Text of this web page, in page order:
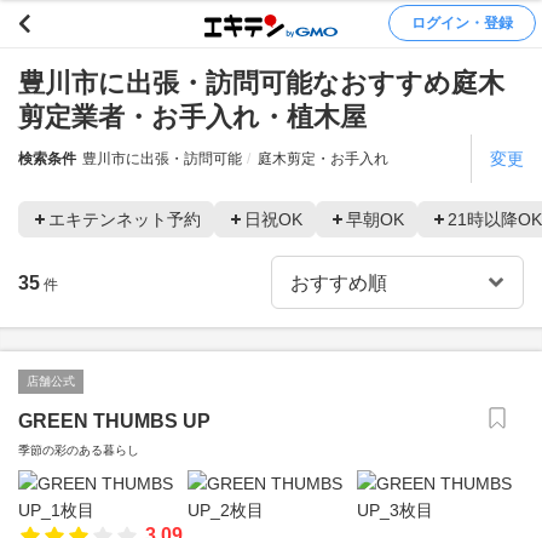
ログイン・登録
豊川市に出張・訪問可能なおすすめ庭木
剪定業者・お手入れ・植木屋
検索条件 豊川市に出張・訪問可能 庭木剪定・お手入れ 変更
エキテンネット予約 日祝OK 早朝OK 21時以降OK
35 件
店舗公式
GREEN THUMBS UP
季節の彩のある暮らし